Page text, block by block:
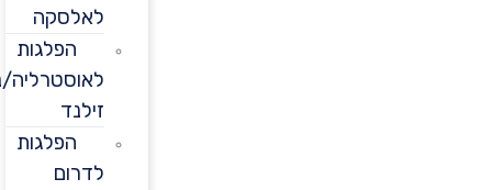
לאלסקה
הפלגות
לאוסטרליה/ניו
הפלגות
לדרום